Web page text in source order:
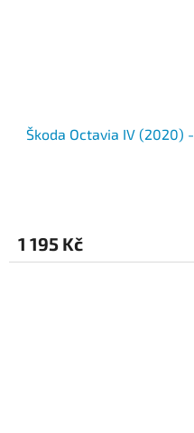
Škoda Octavia IV (2020)
1 195 Kč